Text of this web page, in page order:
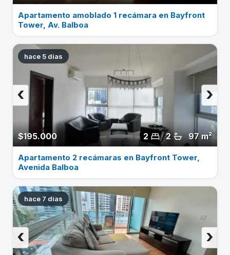
Apartamento amoblado 1 recámara en Bayfront
Tower, Av. Balboa
hace 5 dias
$195.000 97 m²
2
2
›
‹
Apartamento 2 recámaras en Bayfront Tower,
Avenida Balboa
hace 7 dias
›
‹